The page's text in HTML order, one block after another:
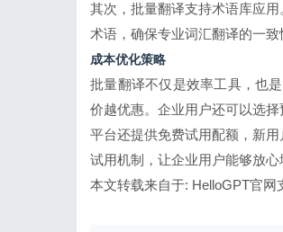
其次，批量翻译支持术语库应
术语，确保专业词汇翻译的一
成本优化策略
批量翻译不仅是效率工具，也
价越优惠。企业用户还可以选
平台还提供免费试用配额，新
试用机制，让企业用户能够放
本文转载来自于: HelloGPT官网